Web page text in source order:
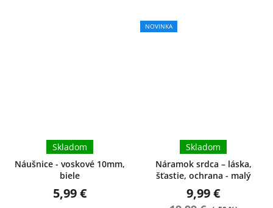
Náušnice - voskové 10mm,
biele
Skladom
5,99 €
NOVINKA
Náramok srdca – láska,
šťastie, ochrana - malý
Skladom
9,99 €